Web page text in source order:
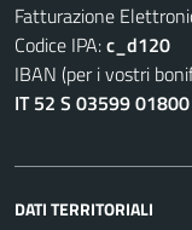
Fatturazione
Codice IPA:c_d120
IBAN (per i vostri
IT 52 S 03599
DATI TERRITORIALI